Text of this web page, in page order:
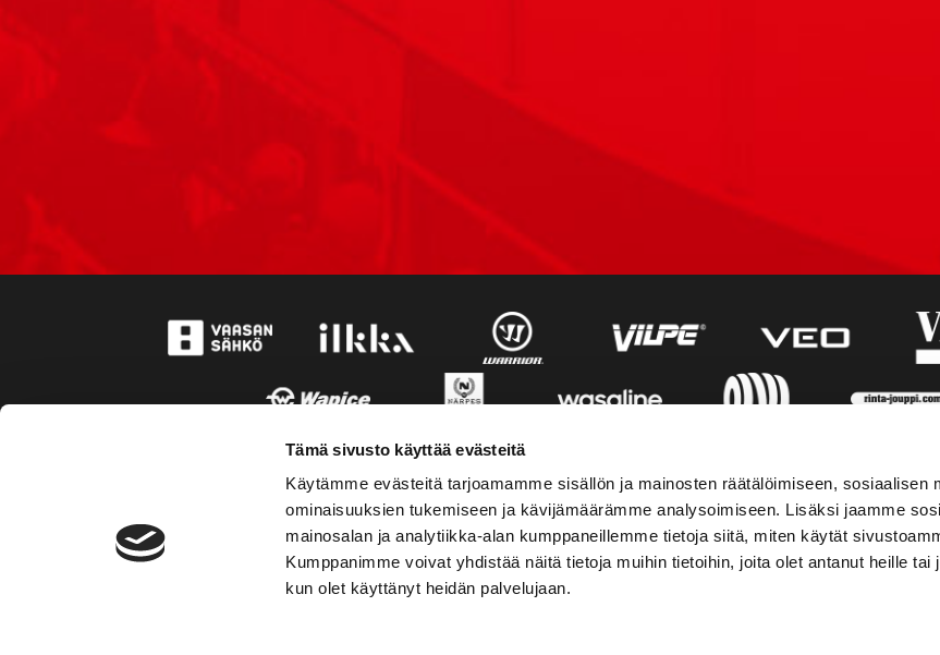
Tämä sivusto käyttää evästeitä
Käytämme evästeitä tarjoamamme sisällön ja mainosten räätälöimiseen, sosiaalisen
ominaisuuksien tukemiseen ja kävijämäärämme analysoimiseen. Lisäksi jaamme
mainosalan ja analytiikka-alan kumppaneillemme tietoja siitä, miten käytät
Kumppanimme voivat yhdistää näitä tietoja muihin tietoihin, joita olet antanut heille tai
kun olet käyttänyt heidän palvelujaan.